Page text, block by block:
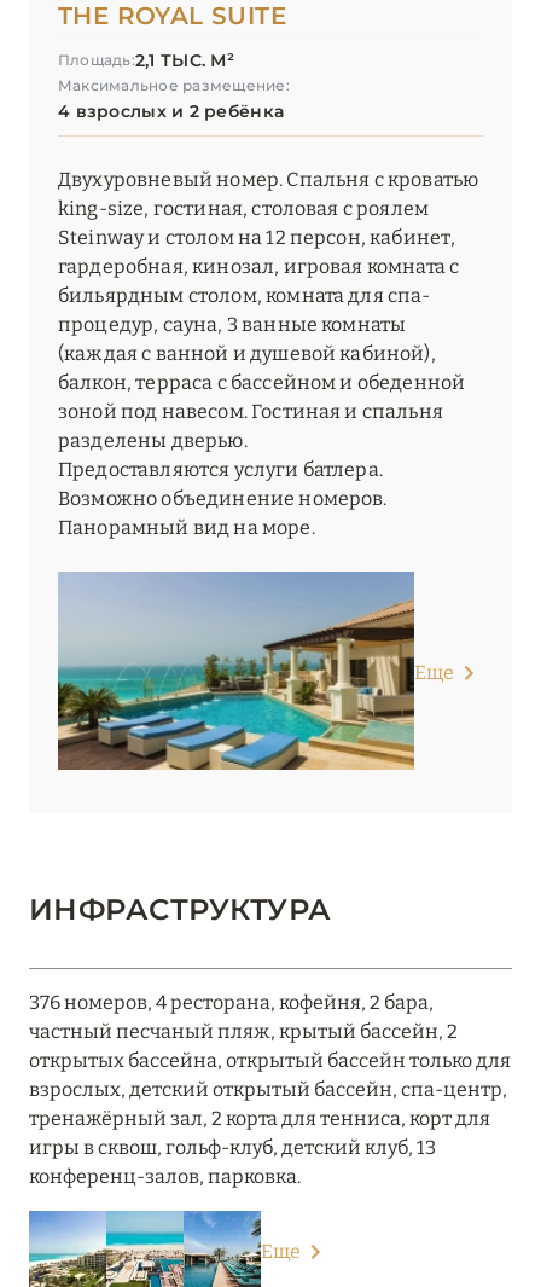
THE ROYAL SUITE
Площадь:2,1 ТЫС. М²
Максимальное размещение:
4 взрослых и 2 ребёнка
Двухуровневый номер. Спальня с кроватью
king-size, гостиная, столовая с роялем
Steinway и столом на 12 персон, кабинет,
гардеробная, кинозал, игровая комната c
бильярдным столом, комната для спа-
процедур, сауна, 3 ванные комнаты
(каждая с ванной и душевой кабиной),
балкон, терраса с бассейном и обеденной
зоной под навесом. Гостиная и спальня
разделены дверью.
Предоставляются услуги батлера.
Возможно объединение номеров.
Панорамный вид на море.
Еще
ИНФРАСТРУКТУРА
376 номеров, 4 ресторана, кофейня, 2 бара,
частный песчаный пляж, крытый бассейн, 2
открытых бассейна, открытый бассейн только для
взрослых, детский открытый бассейн, спа-центр,
тренажёрный зал, 2 корта для тенниса, корт для
игры в сквош, гольф-клуб, детский клуб, 13
конференц-залов, парковка.
Еще